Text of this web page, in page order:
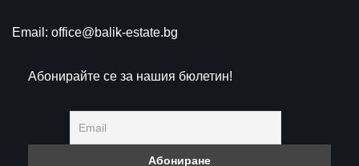
Email: office@balik-estate.bg
Абонирайте се за нашия бюлетин!